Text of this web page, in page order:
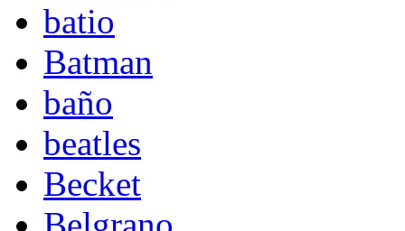
batio
Batman
baño
beatles
Becket